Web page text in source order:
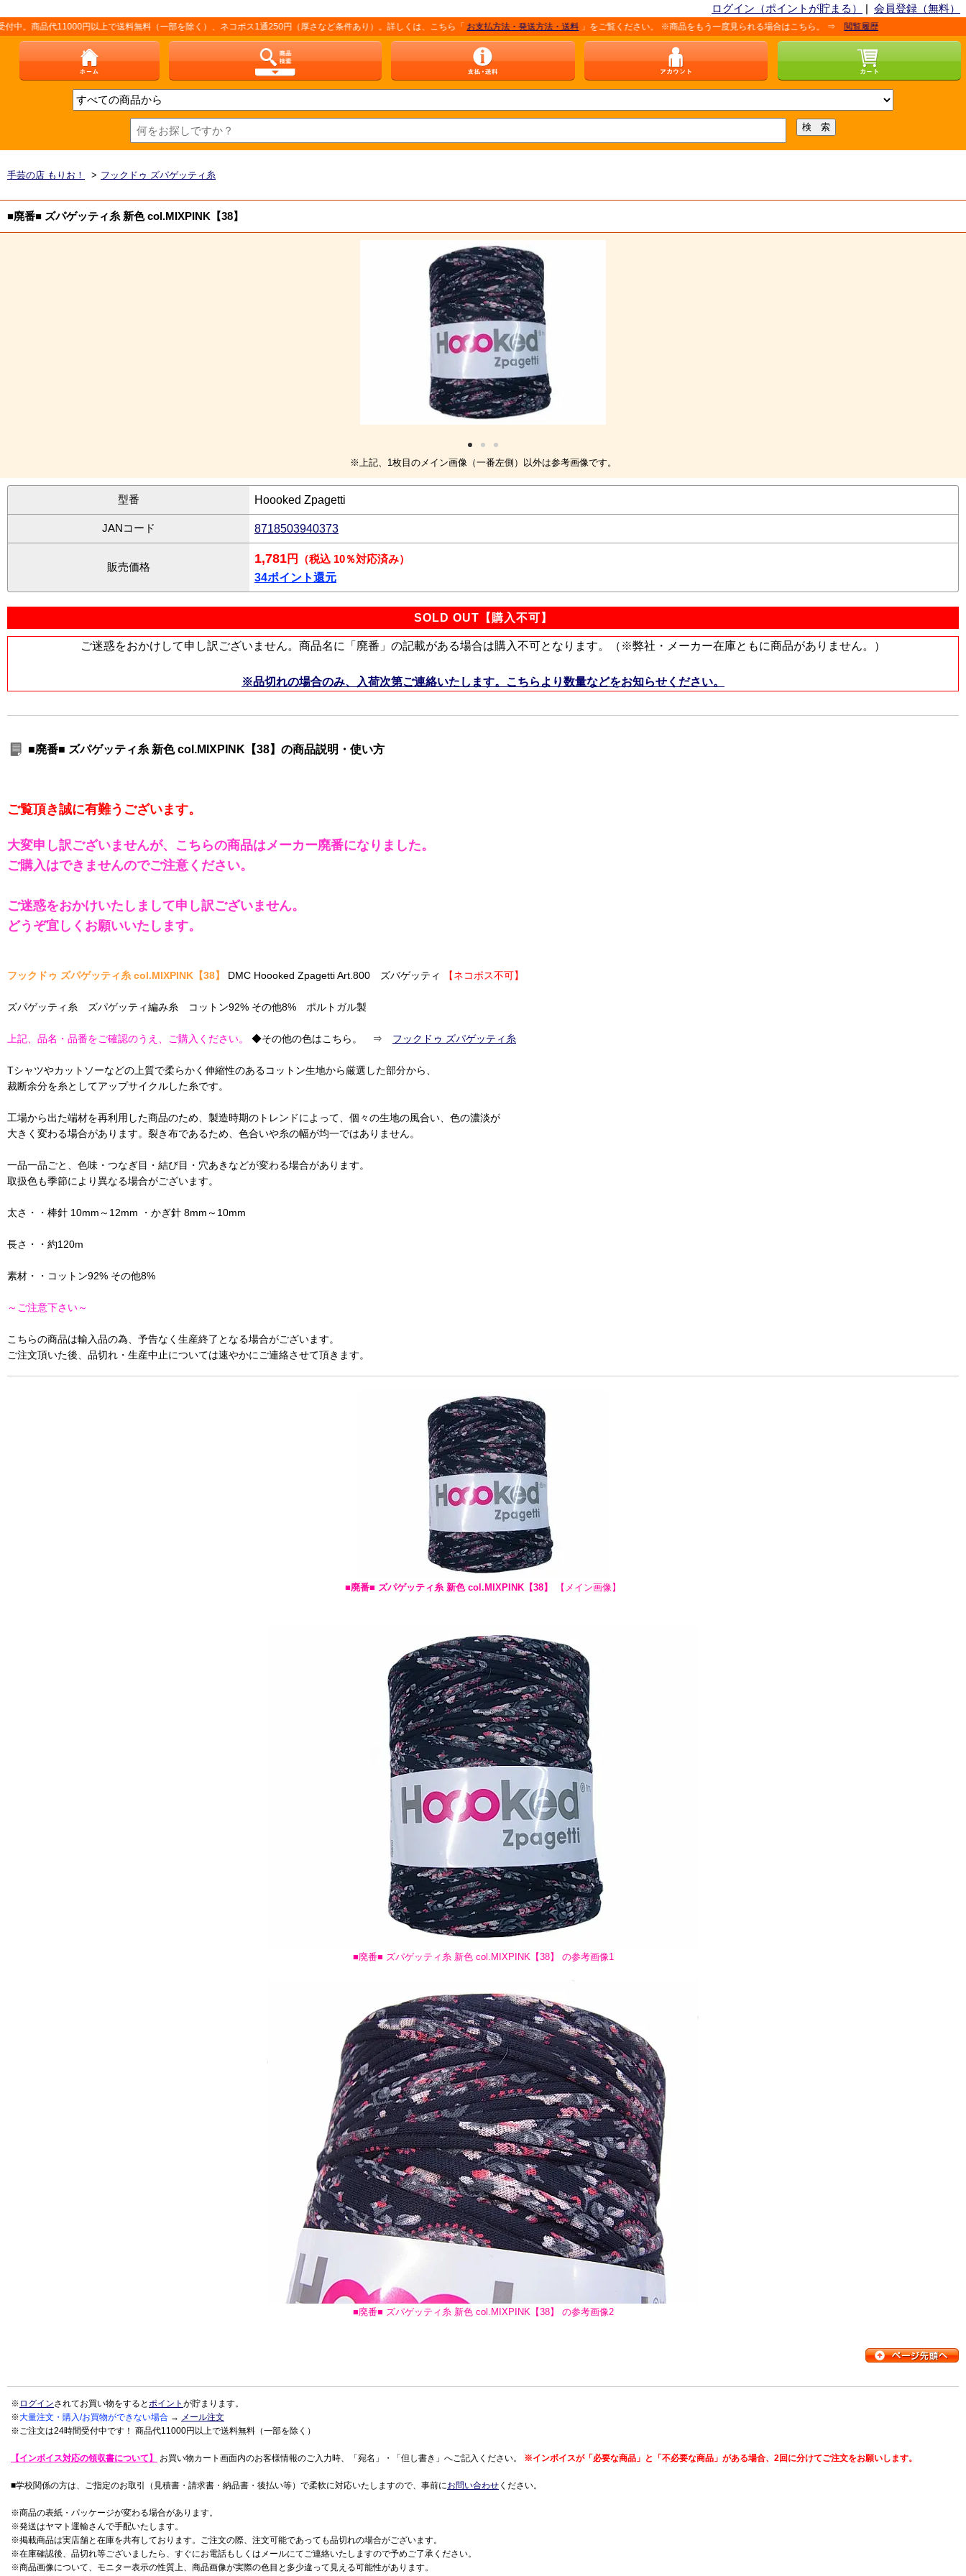
ログイン（ポイントが貯まる） | 会員登録（無料）
11000円以上で送料無料（一部を除く）、ネコポス1通250円（厚さなど条件あり）。詳しくは、こちら「 お支払方法・発送方法・送料」をご覧ください。 ※商品をもう一度見られる場合はこちら。 ⇒閲覧履歴
手芸の店 もりお！ > フックドゥ ズパゲッティ糸
■廃番■ ズパゲッティ糸 新色 col.MIXPINK【38】
※上記、1枚目のメイン画像（一番左側）以外は参考画像です。
型番 Hoooked Zpagetti
JANコード 8718503940373
販売価格
1,781円
（税込 10％対応済み）
34ポイント還元
SOLD OUT【購入不可】
ご迷惑をおかけして申し訳ございません。商品名に「廃番」の記載がある場合は購入不可となります。（※弊社・メーカー在庫ともに商品がありません。）
※品切れの場合のみ、入荷次第ご連絡いたします。こちらより数量などをお知らせください。
■廃番■ ズパゲッティ糸 新色 col.MIXPINK【38】の商品説明・使い方
ご覧頂き誠に有難うございます。
大変申し訳ございませんが、こちらの商品はメーカー廃番になりました。
ご購入はできませんのでご注意ください。
ご迷惑をおかけいたしまして申し訳ございません。
どうぞ宜しくお願いいたします。
フックドゥ ズパゲッティ糸 col.MIXPINK【38】 DMC Hoooked Zpagetti Art.800 ズバゲッティ 【ネコポス不可】
ズパゲッティ糸 ズパゲッティ編み糸 コットン92% その他8% ポルトガル製
上記、品名・品番をご確認のうえ、ご購入ください。 ◆その他の色はこちら。 ⇒ フックドゥ ズパゲッティ糸
Tシャツやカットソーなどの上質で柔らかく伸縮性のあるコットン生地から厳選した部分から、
裁断余分を糸としてアップサイクルした糸です。
工場から出た端材を再利用した商品のため、製造時期のトレンドによって、個々の生地の風合い、色の濃淡が
大きく変わる場合があります。裂き布であるため、色合いや糸の幅が均一ではありません。
一品一品ごと、色味・つなぎ目・結び目・穴あきなどが変わる場合があります。
取扱色も季節により異なる場合がございます。
太さ・・棒針 10mm～12mm ・かぎ針 8mm～10mm
長さ・・約120m
素材・・コットン92% その他8%
～ご注意下さい～
こちらの商品は輸入品の為、予告なく生産終了となる場合がございます。
ご注文頂いた後、品切れ・生産中止については速やかにご連絡させて頂きます。
■廃番■ ズパゲッティ糸 新色 col.MIXPINK【38】 【メイン画像】
■廃番■ ズパゲッティ糸 新色 col.MIXPINK【38】 の参考画像1
■廃番■ ズパゲッティ糸 新色 col.MIXPINK【38】 の参考画像2
※ ログインされてお買い物をするとポイント が貯まります。
※大量注文・購入/お買物ができない場合 → メール注文
※ご注文は24時間受付中です！ 商品代11000円以上で送料無料（一部を除く）
【インボイス対応の領収書について】 お買い物カート画面内のお客様情報のご入力時、「宛名」・「但し書き」へご記入ください。 ※インボイスが「必要な商品」と「不必要な商品」がある場合、2回に分けてご注文をお願いします。
■学校関係の方は、ご指定のお取引（見積書・請求書・納品書・後払い等）で柔軟に対応いたしますので、事前にお問い合わせ ください。
※商品の表紙・パッケージが変わる場合があります。
※発送はヤマト運輸さんで手配いたします。
※掲載商品は実店舗と在庫を共有しております。ご注文の際、注文可能であっても品切れの場合がございます。
※在庫確認後、品切れ等ございましたら、すぐにお電話もしくはメールにてご連絡いたしますので予めご了承ください。
※商品画像について、モニター表示の性質上、商品画像が実際の色目と多少違って見える可能性があります。